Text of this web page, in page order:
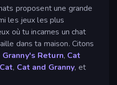
proposent une grande
les jeux les plus
où tu incarnes un chat
dans ta maison. Citons
Return, Cat
, Cat and Granny, et